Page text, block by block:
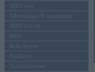
BMW testi
Tehnoloģijas & sasniegumi
BMW Latvijā
MINI
Rolls-Royce
Pasākumi
Vadāmības tests